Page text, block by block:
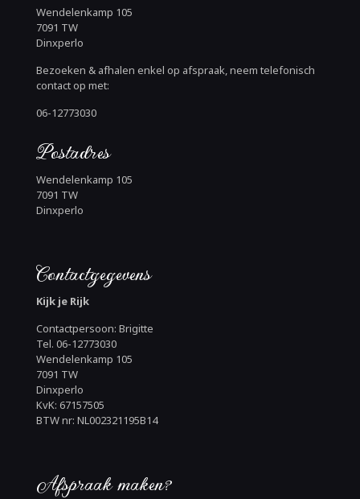
Wendelenkamp 105
7091 TW
Dinxperlo
Bezoeken & afhalen enkel op afspraak, neem telefonisch
contact op met:
06-12773030
Postadres
Wendelenkamp 105
7091 TW
Dinxperlo
Contactgegevens
Kijk je Rijk
Contactpersoon: Brigitte
Tel. 06-12773030
Wendelenkamp 105
7091 TW
Dinxperlo
KvK: 67157505
BTW nr: NL002321195B14
Afspraak maken?